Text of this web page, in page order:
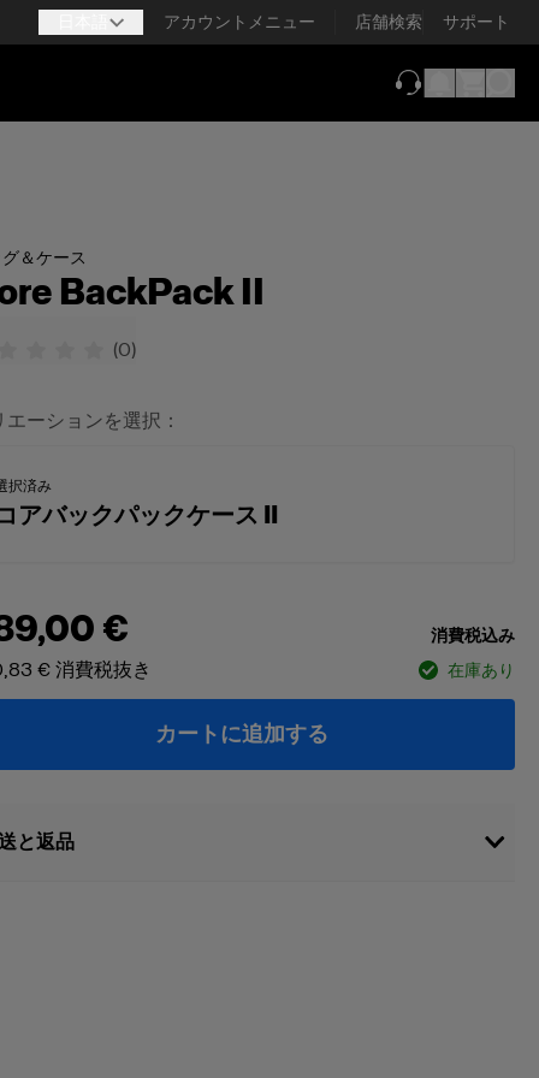
アカウントメニュー 店舗検索 サポート
＆ケース
BackPack II
(0)
エーションを選択：
択済み
アバックパックケース II
€ 消費税込み
€ 消費税抜き 在庫あり
カートに追加する
と返品